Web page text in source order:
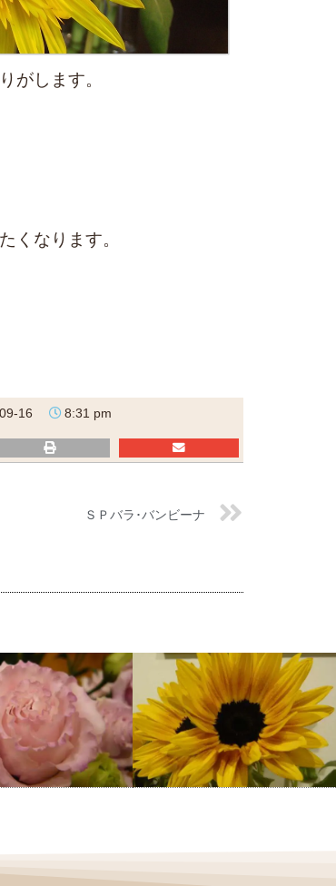
がします。
くなります。
16 8:31 pm
ＳＰバラ･バンビーナ